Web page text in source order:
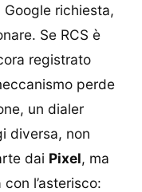
richiesta,
Se RCS è
registrato
perde
un dialer
diversa, non
dai Pixel, ma
l’asterisco: